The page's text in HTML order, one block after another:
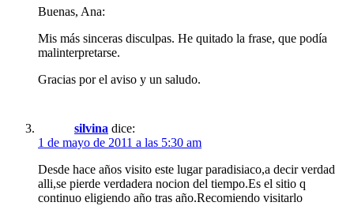
Buenas, Ana:
Mis más sinceras disculpas. He quitado la frase, que podía
malinterpretarse.
Gracias por el aviso y un saludo.
silvina dice:
1 de mayo de 2011 a las 5:30 am
Desde hace años visito este lugar paradisiaco,a decir verdad
alli,se pierde verdadera nocion del tiempo.Es el sitio q
continuo eligiendo año tras año.Recomiendo visitarlo